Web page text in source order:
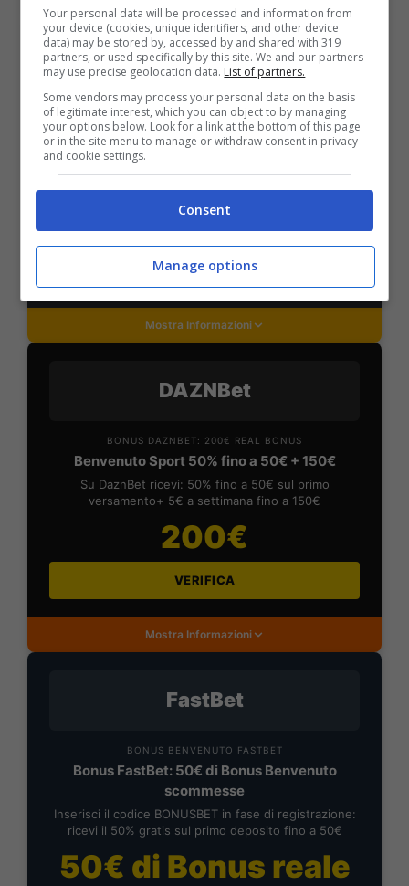
PlanetWin365
BONUS PLANETWIN365: FINO A 2050€
Planetwin365: 2050€ per sport e scommesse
Iscrivendoti a PlanetWin365 ricevi: 100% fino a 2000€
in Bonus Scommesse + 100% fino a 50€ in Bonus
Sport
2050€
VERIFICA
Mostra Informazioni
DAZNBet
BONUS DAZNBET: 200€ REAL BONUS
Benvenuto Sport 50% fino a 50€ + 150€
Su DaznBet ricevi: 50% fino a 50€ sul primo
versamento+ 5€ a settimana fino a 150€
200€
VERIFICA
Mostra Informazioni
FastBet
BONUS BENVENUTO FASTBET
Bonus FastBet: 50€ di Bonus Benvenuto
scommesse
Inserisci il codice BONUSBET in fase di registrazione:
ricevi il 50% gratis sul primo deposito fino a 50€
50€ di Bonus reale
Your personal data will be processed and information from
your device (cookies, unique identifiers, and other device
data) may be stored by, accessed by and shared with 319
partners, or used specifically by this site. We and our partners
may use precise geolocation data. List of partners.
Some vendors may process your personal data on the basis
of legitimate interest, which you can object to by managing
your options below. Look for a link at the bottom of this page
or in the site menu to manage or withdraw consent in privacy
and cookie settings.
Consent
Manage options